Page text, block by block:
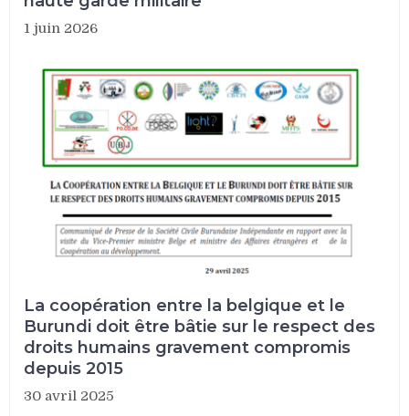
1 juin 2026
La coopération entre la belgique et le
Burundi doit être bâtie sur le respect des
droits humains gravement compromis
depuis 2015
30 avril 2025